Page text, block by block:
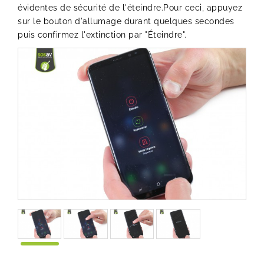
évidentes de sécurité de l'éteindre.Pour ceci, appuyez
sur le bouton d'allumage durant quelques secondes
puis confirmez l'extinction par "Éteindre".